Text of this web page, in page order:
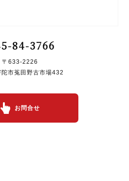
84-3766
〒633-2226
市菟田野古市場432
お問合せ